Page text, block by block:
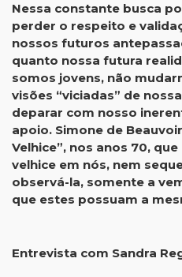
Nessa constante busca
perder o respeito e
nossos futuros
quanto nossa futura
somos jovens, não
visões “viciadas” de
deparar com nosso
apoio. Simone de
Velhice”, nos anos 70,
velhice em nós, nem
observá-la, somente a
que estes possuam a
Entrevista com Sandra